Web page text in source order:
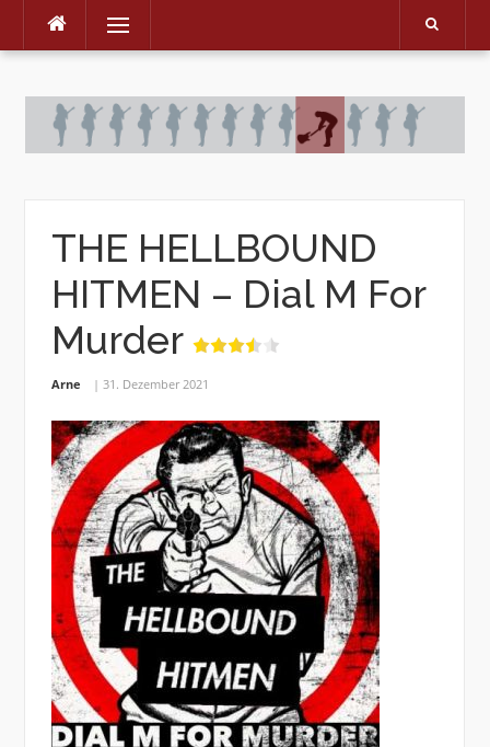
Skip
Menu
THE HELLBOUND
HITMEN – Dial M For
Murder
Arne 31. Dezember 2021